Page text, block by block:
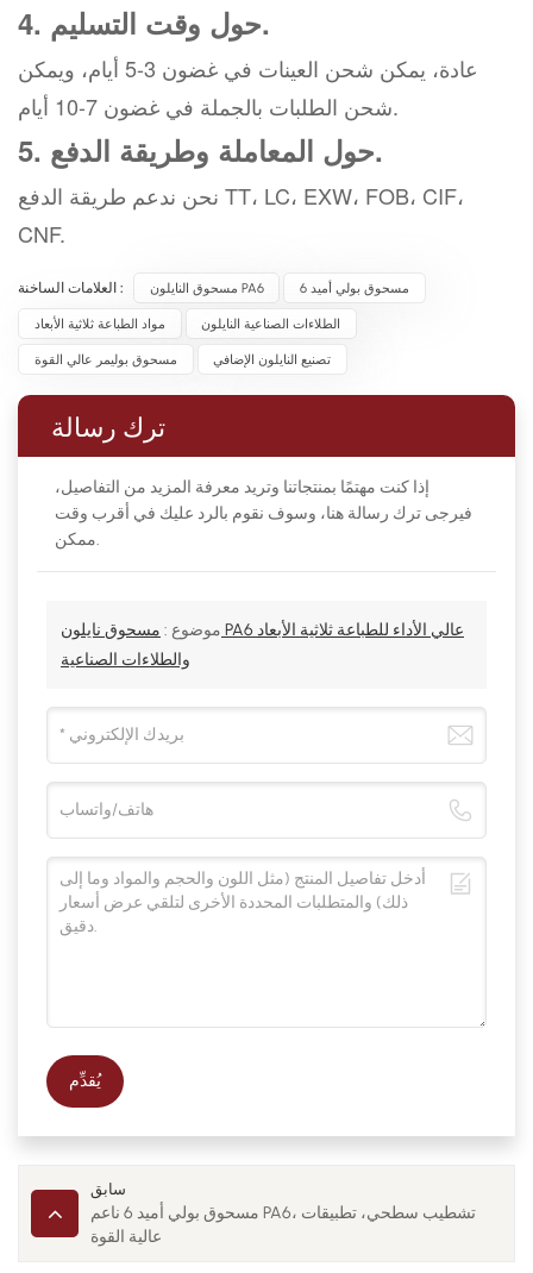
4. حول وقت التسليم.
عادة، يمكن شحن العينات في غضون 3-5 أيام، ويمكن
شحن الطلبات بالجملة في غضون 7-10 أيام.
5. حول المعاملة وطريقة الدفع.
نحن ندعم طريقة الدفع TT، LC، EXW، FOB، CIF،
CNF.
العلامات الساخنة : مسحوق النايلون PA6 مسحوق بولي أميد 6
مواد الطباعة ثلاثية الأبعاد الطلاءات الصناعية النايلون
مسحوق بوليمر عالي القوة تصنيع النايلون الإضافي
ترك رسالة
إذا كنت مهتمًا بمنتجاتنا وتريد معرفة المزيد من التفاصيل،
فيرجى ترك رسالة هنا، وسوف نقوم بالرد عليك في أقرب وقت
ممكن.
موضوع : مسحوق نايلون PA6 عالي الأداء للطباعة ثلاثية الأبعاد
والطلاءات الصناعية
يُقدِّم
سابق
مسحوق بولي أميد 6 ناعم PA6، تشطيب سطحي، تطبيقات
عالية القوة